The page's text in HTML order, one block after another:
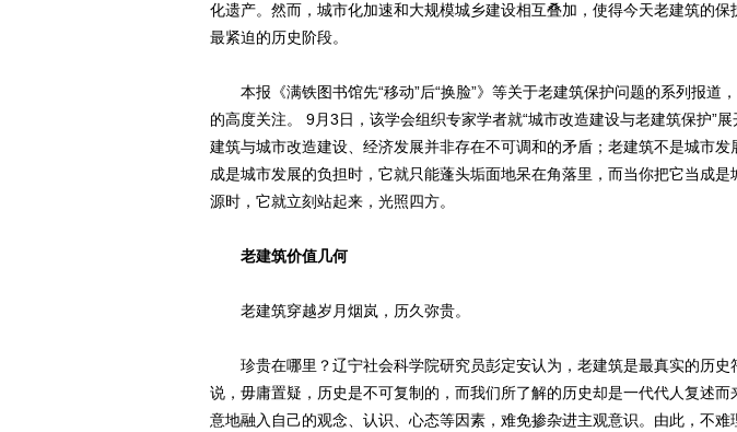
化遗产。然而，城市化加速和大规模城乡建设相互叠加，使得今天老建筑的保
最紧迫的历史阶段。
本报《满铁图书馆先“移动”后“换脸”》等关于老建筑保护问题的系列报道
的高度关注。 9月3日，该学会组织专家学者就“城市改造建设与老建筑保护”
建筑与城市改造建设、经济发展并非存在不可调和的矛盾；老建筑不是城市发
成是城市发展的负担时，它就只能蓬头垢面地呆在角落里，而当你把它当成是
源时，它就立刻站起来，光照四方。
老建筑价值几何
老建筑穿越岁月烟岚，历久弥贵。
珍贵在哪里？辽宁社会科学院研究员彭定安认为，老建筑是最真实的历史
说，毋庸置疑，历史是不可复制的，而我们所了解的历史却是一代代人复述
意地融入自己的观念、认识、心态等因素，难免掺杂进主观意识。由此，不